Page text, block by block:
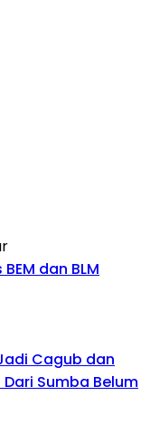
dan BLM
Cagub dan
Sumba Belum